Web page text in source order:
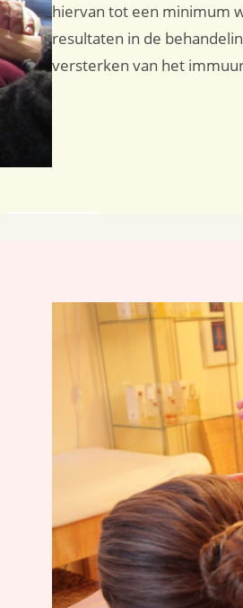
hiervan tot een minimum
resultaten in de
versterken van het